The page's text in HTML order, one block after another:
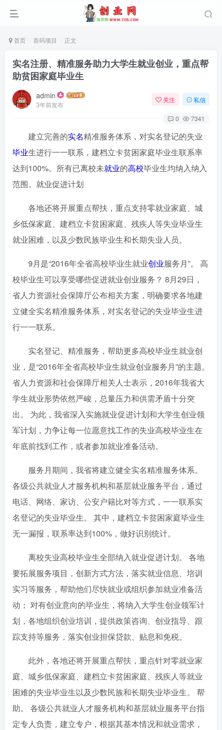
首页 首码项目 正文
实名注册、精准服务助力大学生就业创业，重点帮
助贫困家庭毕业生
admin
3年前发布
关注 私信
0 7341
建立完善的实名精准服务体系，对实名登记的失业
毕业生进行一一联系，建档立卡贫困家庭毕业生联系率
达到100%。所有已离校未就业的高校毕业生均纳入纳入
范围。就业促进计划
各地还将开展重点帮扶，重点支持零就业家庭、城
乡低保家庭、建档立卡贫困家庭、残疾人等失业毕业生
就业困难，以及少数民族毕业生和长期失业人员。
9月是“2016年全省高校毕业生就业创业服务月”。 高
校毕业生可以享受哪些促进就业创业服务？ 8月29日，
省人力资源社会保障厅公布相关方案，明确要求各地建
立健全实名精准服务体系，对实名登记的失业毕业生进
行一一联系。
实名登记、精准服务，帮助更多高校毕业生就业创
业，是“2016年全省高校毕业生就业创业服务月”的主题。
省人力资源和社会保障厅相关人士表示，2016年我省大
学生就业形势依然严峻，总量压力和供需矛盾十分突
出。 为此，我省深入实施就业促进计划和大学生创业领
军计划，力争让每一位愿意找工作的失业高校毕业生在
年底前找到工作，或者参加就业准备活动。
服务月期间，我省将建立健全实名精准服务体系。
各级公共就业人才服务机构和基层就业服务平台，通过
电话、网络、家访、公安户籍比对等方式，一一联系实
名登记的失业毕业生。 其中，建档立卡贫困家庭毕业生
无一漏报，联系率达到100%，做好识别统计。
离校失业高校毕业生全部纳入就业促进计划。 各地
要拓展服务项目，创新方式方法，落实就业信息、培训
实习等服务，帮助他们尽快就业或组织参加就业准备活
动； 对有创业意向的毕业生，将纳入大学生创业领军计
划，各地组织创业培训，提供政策咨询、创业指导、跟
踪支持等服务，落实创业担保贷款、贴息和免税。
此外，各地还将开展重点帮扶，重点针对零就业家
庭、城乡低保家庭、建档立卡贫困家庭、残疾人等就业
困难的失业毕业生以及少数民族和长期失业毕业生。 帮
助。 各级公共就业人才服务机构和基层就业服务平台指
定专人负责，建立专户，根据其基本情况和就业需求，